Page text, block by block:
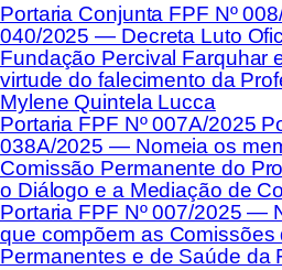
Portaria Conjunta FPF Nº
040/2025 — Decreta Luto
Fundação Percival Farquhar
virtude do falecimento da
Mylene Quintela Lucca
Portaria FPF Nº 007A/2025
038A/2025 — Nomeia os
Comissão Permanente do
o Diálogo e a Mediação de
Portaria FPF Nº 007/2025 —
que compõem as Comissões
Permanentes e de Saúde da